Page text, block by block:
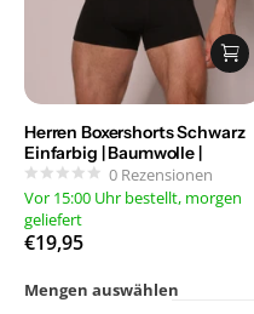
Herren Boxershorts Schwarz
Einfarbig | Baumwolle |
0 Rezensionen
Vor 15:00 Uhr bestellt, morgen
geliefert
€19,95
Mengen auswählen